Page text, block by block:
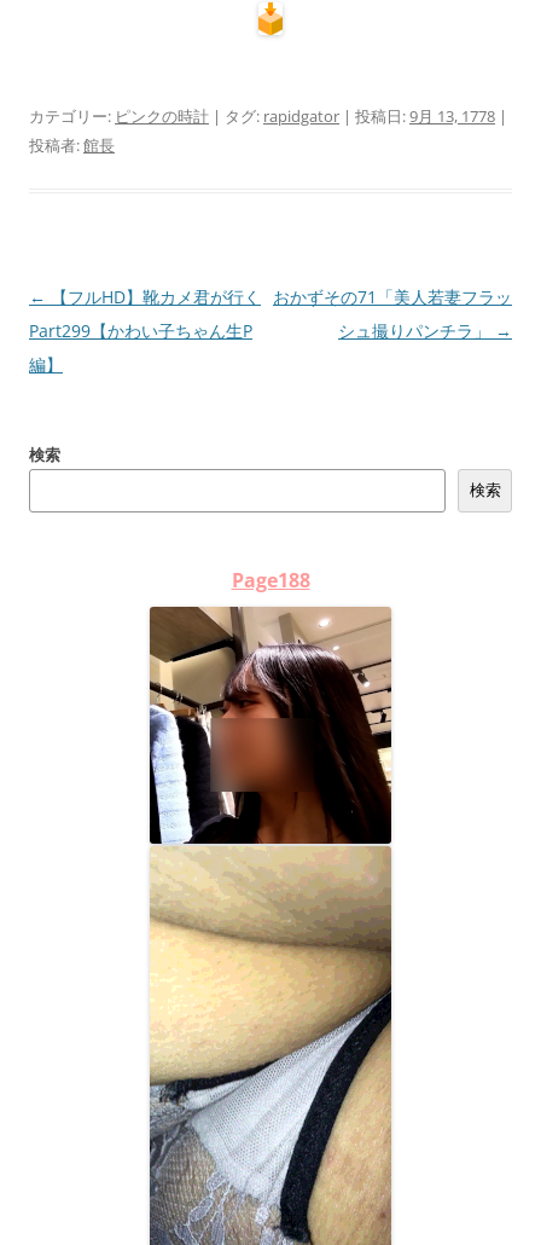
カテゴリー: ピンクの時計 | タグ: rapidgator | 投稿日:9月 13, 1778 |
投稿者:館長
投
稿
ナ
ー
←
【フルHD】靴カメ君が行く
Part299【かわい子ちゃん生P
編】
おかずその71「美人若妻フラッ
シュ撮りパンチラ」
→
検索
検索
Page188